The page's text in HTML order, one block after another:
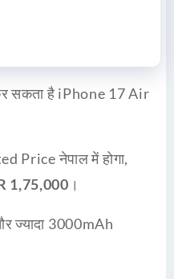
सकता है iPhone 17 Air
Price नेपाल में होगा,
1,75,000 ।
ज्यादा 3000mAh